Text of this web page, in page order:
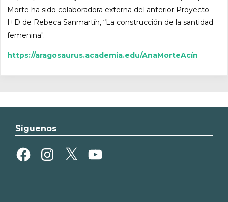
Morte ha sido colaboradora externa del anterior Proyecto
I+D de Rebeca Sanmartín, “La construcción de la santidad
femenina".
https://aragosaurus.academia.edu/AnaMorteAcín
Síguenos
FacebookInstagram
X YouTube